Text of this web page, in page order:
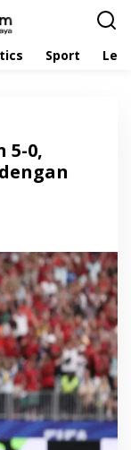
Sport
5-0,